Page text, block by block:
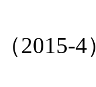
2015-4